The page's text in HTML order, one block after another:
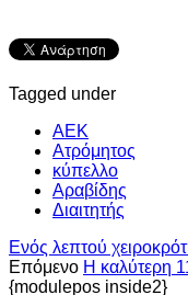
Tagged under
ΑΕΚ
Ατρόμητος
κύπελλο
Αραβίδης
Διαιτητής
Ενός λεπτού
Επόμενο Η καλύτερη
{modulepos inside2}